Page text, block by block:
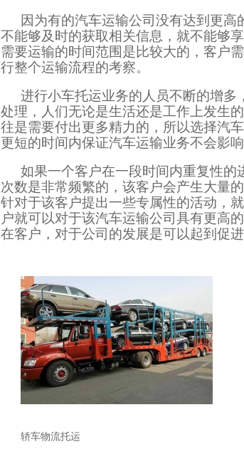
因为有的汽车运输公司没有达到更
不能够及时的获取相关信息，就不能够
需要运输的时间范围是比较大的，客户
行整个运输流程的考察。
进行小车托运业务的人员不断的增
处理，人们无论是生活还是工作上发生
往是需要付出更多精力的，所以选择汽
更短的时间内保证汽车运输业务不会影
如果一个客户在一段时间内重复性
次数是非常频繁的，该客户会产生大量
针对于该客户提出一些专属性的活动，
户就可以对于该汽车运输公司具有更高
在客户，对于公司的发展是可以起到促进
轿车物流托运